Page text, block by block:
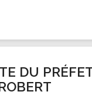
Bornes de
DU